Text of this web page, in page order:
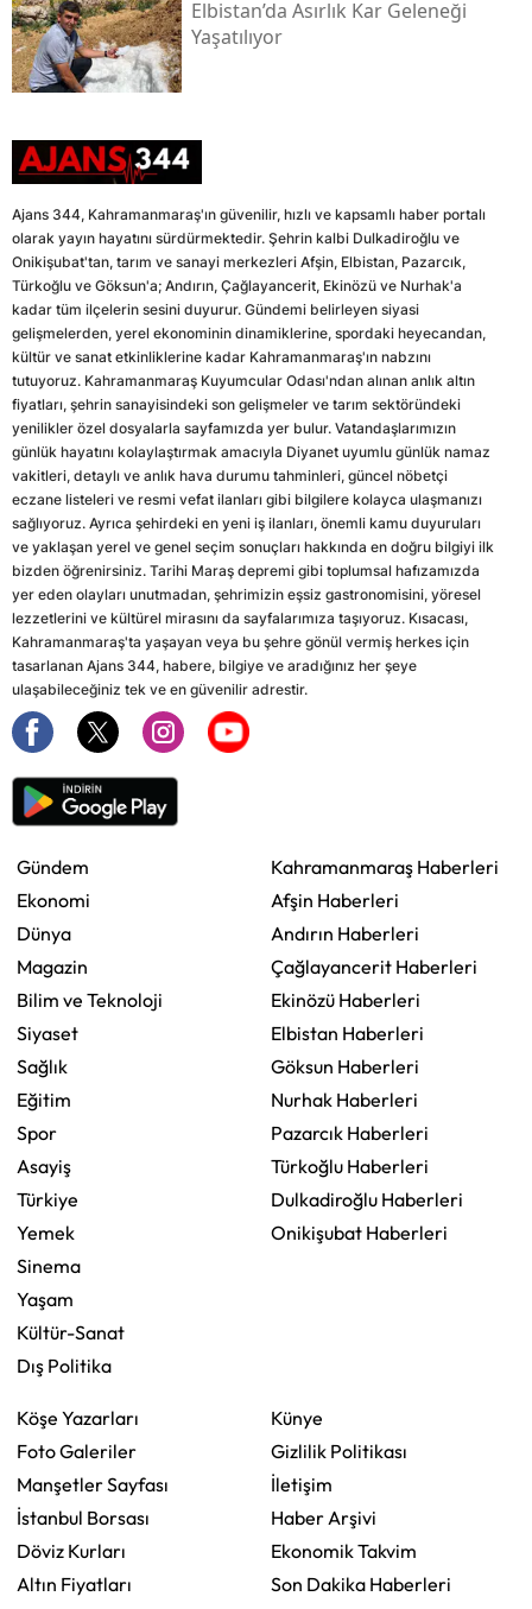
Elbistan’da Asırlık Kar Geleneği
Yaşatılıyor
Ajans 344, Kahramanmaraş'ın güvenilir, hızlı ve kapsamlı haber portalı
olarak yayın hayatını sürdürmektedir. Şehrin kalbi Dulkadiroğlu ve
Onikişubat'tan, tarım ve sanayi merkezleri Afşin, Elbistan, Pazarcık,
Türkoğlu ve Göksun'a; Andırın, Çağlayancerit, Ekinözü ve Nurhak'a
kadar tüm ilçelerin sesini duyurur. Gündemi belirleyen siyasi
gelişmelerden, yerel ekonominin dinamiklerine, spordaki heyecandan,
kültür ve sanat etkinliklerine kadar Kahramanmaraş'ın nabzını
tutuyoruz. Kahramanmaraş Kuyumcular Odası'ndan alınan anlık altın
fiyatları, şehrin sanayisindeki son gelişmeler ve tarım sektöründeki
yenilikler özel dosyalarla sayfamızda yer bulur. Vatandaşlarımızın
günlük hayatını kolaylaştırmak amacıyla Diyanet uyumlu günlük namaz
vakitleri, detaylı ve anlık hava durumu tahminleri, güncel nöbetçi
eczane listeleri ve resmi vefat ilanları gibi bilgilere kolayca ulaşmanızı
sağlıyoruz. Ayrıca şehirdeki en yeni iş ilanları, önemli kamu duyuruları
ve yaklaşan yerel ve genel seçim sonuçları hakkında en doğru bilgiyi ilk
bizden öğrenirsiniz. Tarihi Maraş depremi gibi toplumsal hafızamızda
yer eden olayları unutmadan, şehrimizin eşsiz gastronomisini, yöresel
lezzetlerini ve kültürel mirasını da sayfalarımıza taşıyoruz. Kısacası,
Kahramanmaraş'ta yaşayan veya bu şehre gönül vermiş herkes için
tasarlanan Ajans 344, habere, bilgiye ve aradığınız her şeye
ulaşabileceğiniz tek ve en güvenilir adrestir.
Gündem
Ekonomi
Dünya
Magazin
Bilim ve Teknoloji
Siyaset
Sağlık
Eğitim
Spor
Asayiş
Türkiye
Yemek
Sinema
Yaşam
Kültür-Sanat
Dış Politika
Kahramanmaraş Haberleri
Afşin Haberleri
Andırın Haberleri
Çağlayancerit Haberleri
Ekinözü Haberleri
Elbistan Haberleri
Göksun Haberleri
Nurhak Haberleri
Pazarcık Haberleri
Türkoğlu Haberleri
Dulkadiroğlu Haberleri
Onikişubat Haberleri
Köşe Yazarları
Foto Galeriler
Manşetler Sayfası
İstanbul Borsası
Döviz Kurları
Altın Fiyatları
Künye
Gizlilik Politikası
İletişim
Haber Arşivi
Ekonomik Takvim
Son Dakika Haberleri